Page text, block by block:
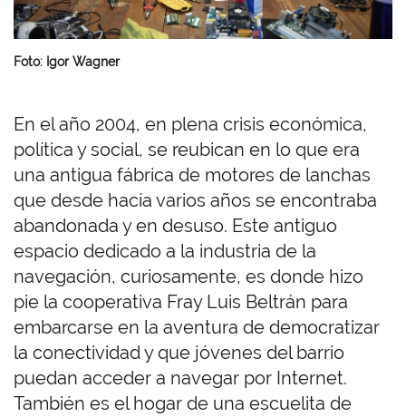
Foto: Igor Wagner
En el año 2004, en plena crisis económica,
política y social, se reubican en lo que era
una antigua fábrica de motores de lanchas
que desde hacía varios años se encontraba
abandonada y en desuso. Este antiguo
espacio dedicado a la industria de la
navegación, curiosamente, es donde hizo
pie la cooperativa Fray Luis Beltrán para
embarcarse en la aventura de democratizar
la conectividad y que jóvenes del barrio
puedan acceder a navegar por Internet.
También es el hogar de una escuelita de